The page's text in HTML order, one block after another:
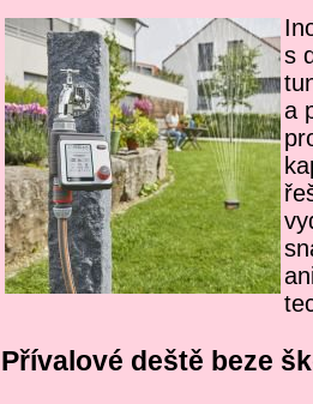
s
a
Přívalové deště beze